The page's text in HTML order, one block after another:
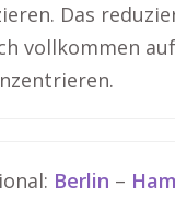
Das
vollkommen
Berlin –